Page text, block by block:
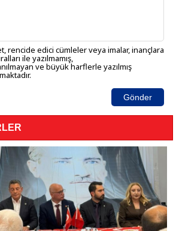
rencide edici cümleler veya imalar, inançlara
ile yazılmamış,
ve büyük harflerle yazılmış
Gönder